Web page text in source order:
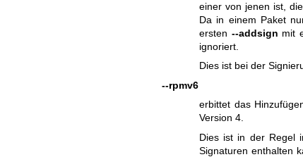
einer von jenen ist,
Da in einem Paket
ersten --addsign mit
ignoriert.
Dies ist bei der
--rpmv6
erbittet das
Version 4.
Dies ist in der Regel
Signaturen enthalten